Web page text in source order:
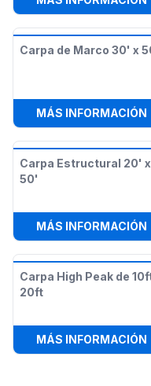
Carpa de Marco 30' x
MÁS INFORMACIÓN:
Carpa Estructural 20' x
50'
MÁS INFORMACIÓN:
Carpa High Peak de
20ft
MÁS INFORMACIÓN: